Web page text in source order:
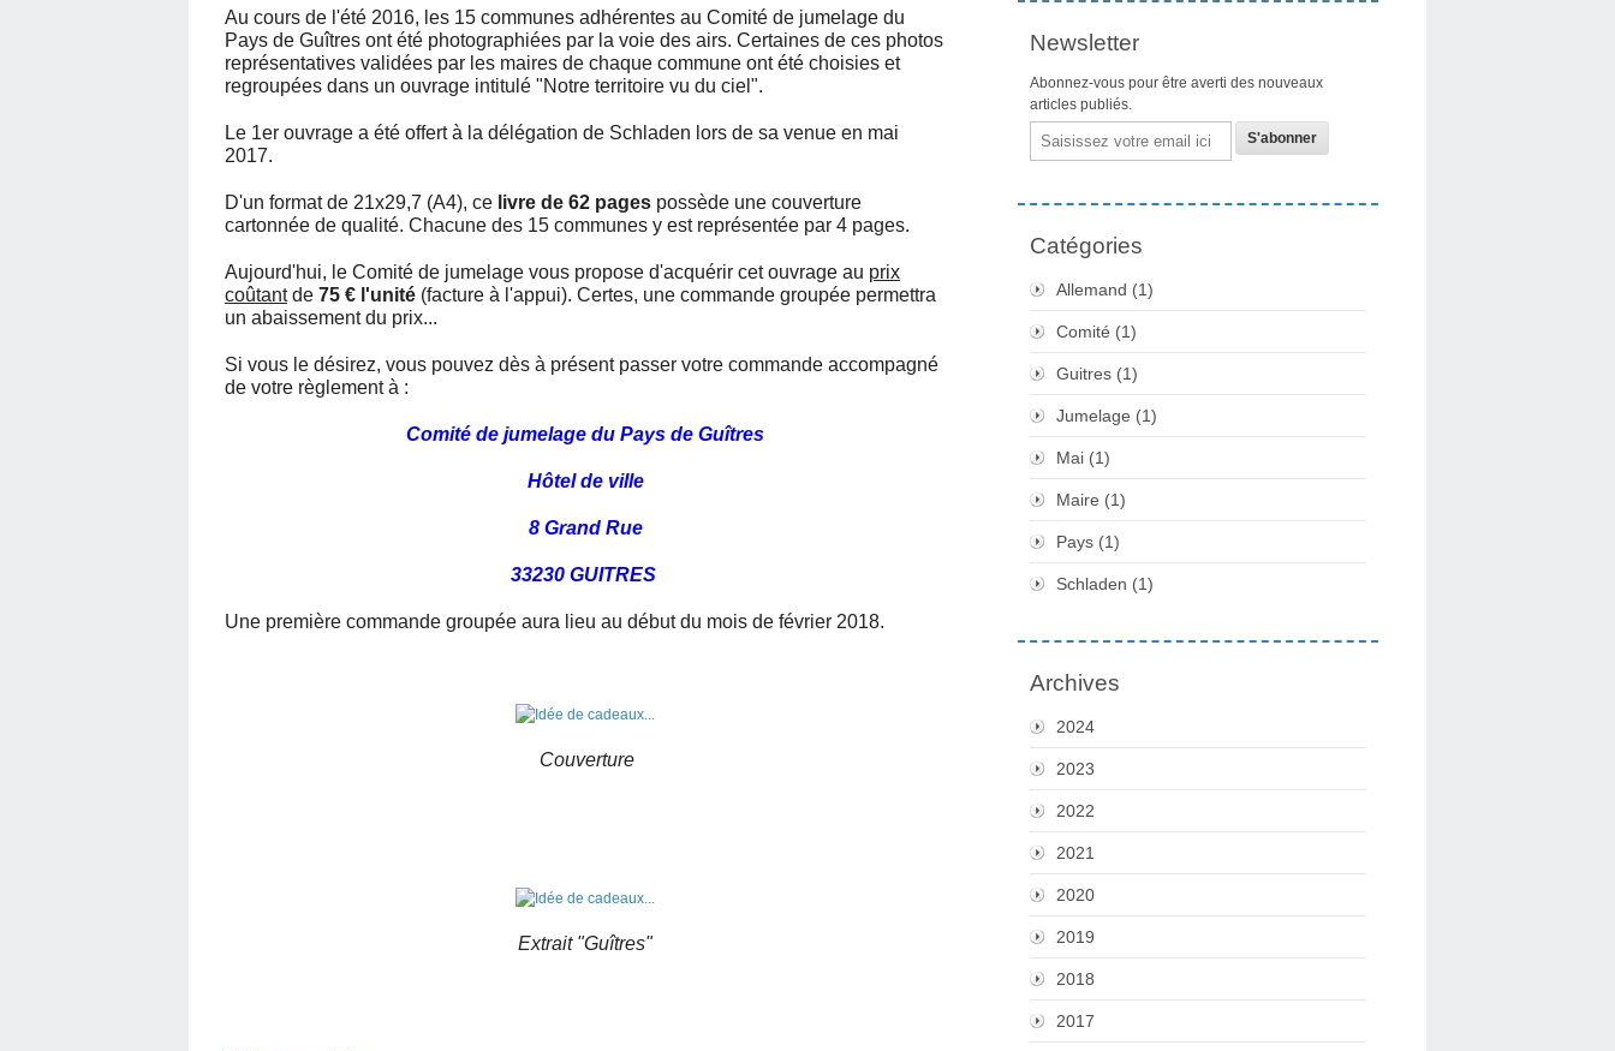
Au cours de l'été 2016, les 15 communes adhérentes au Comité de jumelage du
Pays de Guîtres ont été photographiées par la voie des airs. Certaines de ces photos
représentatives validées par les maires de chaque commune ont été choisies et
regroupées dans un ouvrage intitulé "Notre territoire vu du ciel".
Le 1er ouvrage a été offert à la délégation de Schladen lors de sa venue en mai
2017.
D'un format de 21x29,7 (A4), ce livre de 62 pages possède une couverture
cartonnée de qualité. Chacune des 15 communes y est représentée par 4 pages.
Aujourd'hui, le Comité de jumelage vous propose d'acquérir cet ouvrage au prix
coûtantde 75 € l'unité (facture à l'appui). Certes, une commande groupée permettra
un abaissement du prix...
Si vous le désirez, vous pouvez dès à présent passer votre commande accompagné
de votre règlement à :
Comité de jumelage du Pays de Guîtres
Hôtel de ville
8 Grand Rue
33230 GUITRES
Une première commande groupée aura lieu au début du mois de février 2018.
Couverture
Extrait "Guîtres"
Newsletter
Abonnez-vous pour être averti des nouveaux
articles publiés.
Email
Catégories
Allemand (1)
Comité (1)
Guitres (1)
Jumelage (1)
Mai (1)
Maire (1)
Pays (1)
Schladen (1)
Archives
2024
2023
2022
2021
2020
2019
2018
2017